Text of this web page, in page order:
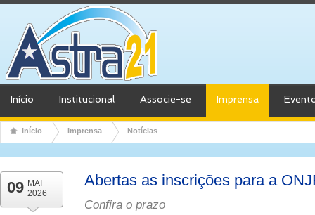
Início Institucional Associe-se Imprensa
Início Imprensa Notícias
09 MAI
2026
Abertas as inscrições para a
Confira o prazo